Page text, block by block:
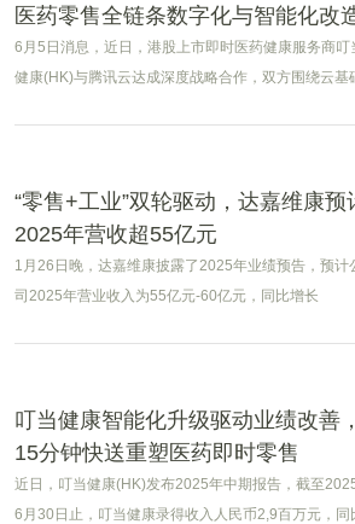
医药零售全链条数字化与智能化改
6月5日消息，近日，港股上市即时医药健康服务商叮
健康(HK)与腾讯云达成深度战略合作，双方围绕云基
造。
“零售+工业”双轮驱动，达嘉维康预
2025年营收超55亿元
1月26日晚，达嘉维康披露了2025年业绩预告，预计
司2025年营业收入为55亿元-60亿元，同比增长
叮当健康智能化升级驱动业绩改善，
15分钟快送重塑医药即时零售
近日，叮当健康(HK)发布2025年中期报告，截至
6月30日止，叮当健康录得收入人民币2,9百万元，同